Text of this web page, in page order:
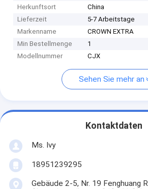
Herkunftsort
China
Lieferzeit
5-7 Arbeitstage
Markenname
CROWN EXTRA
Min Bestellmenge
1
Modellnummer
CJX
Sehen Sie mehr an
Kontaktdaten
Ms. Ivy
18951239295
Gebäude 2-5, Nr. 19 Fenghuang